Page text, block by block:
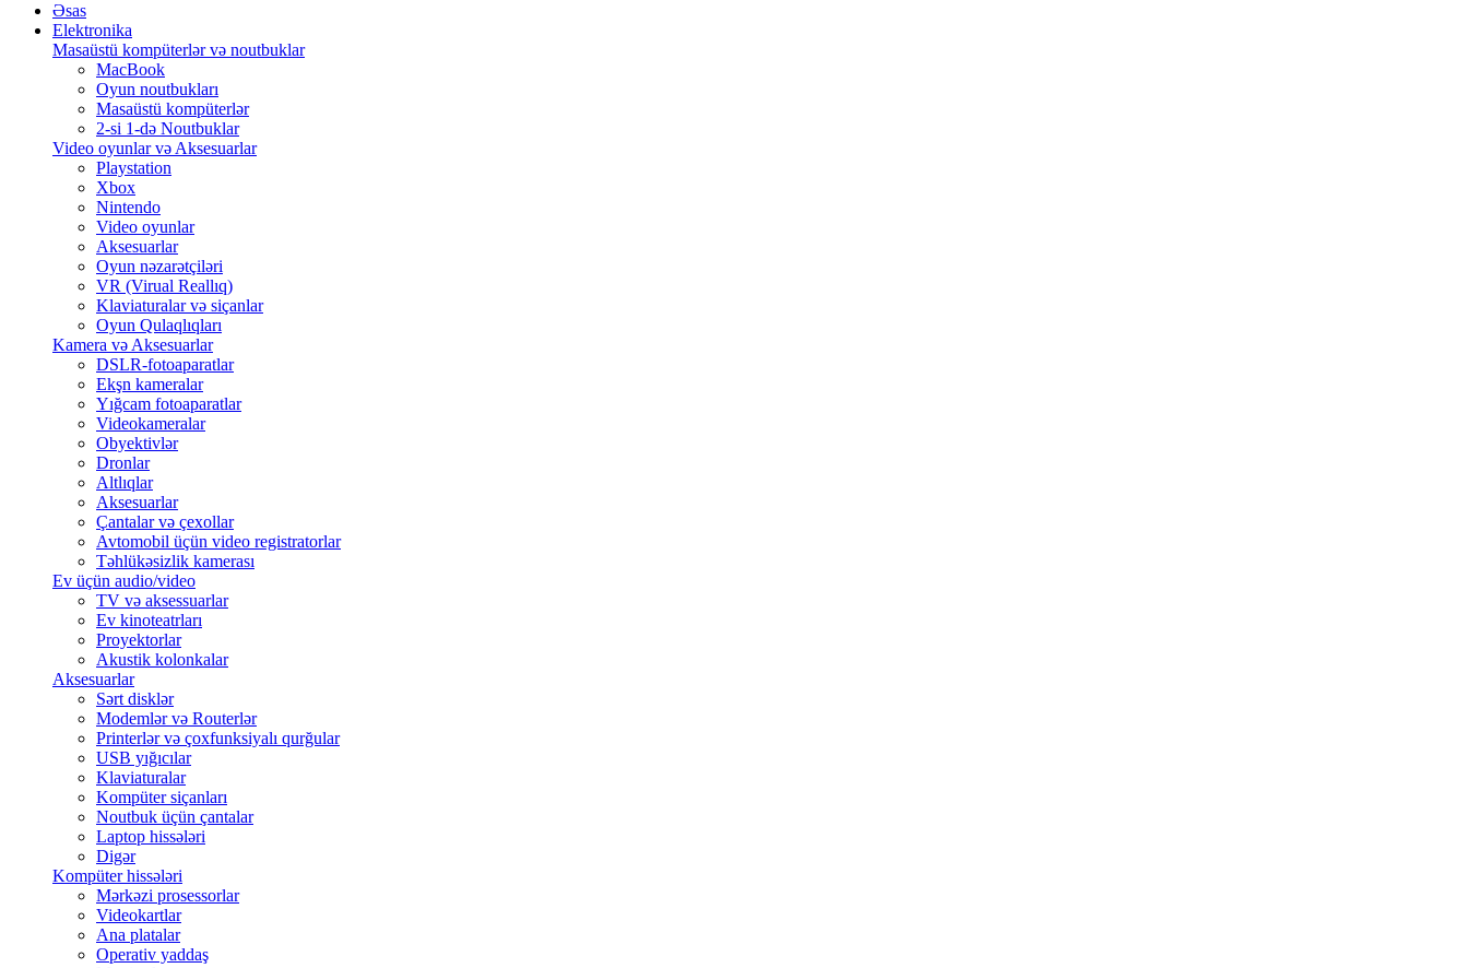
Əsas
Elektronika
Masaüstü kompüterlər və noutbuklar
MacBook
Oyun noutbukları
Masaüstü kompüterlər
2-si 1-də Noutbuklar
Video oyunlar və Aksesuarlar
Playstation
Xbox
Nintendo
Video oyunlar
Aksesuarlar
Oyun nəzarətçiləri
VR (Virual Reallıq)
Klaviaturalar və siçanlar
Oyun Qulaqlıqları
Kamera və Aksesuarlar
DSLR-fotoaparatlar
Ekşn kameralar
Yığcam fotoaparatlar
Videokameralar
Obyektivlər
Dronlar
Altlıqlar
Aksesuarlar
Çantalar və çexollar
Avtomobil üçün video registratorlar
Təhlükəsizlik kamerası
Ev üçün audio/video
TV və aksessuarlar
Ev kinoteatrları
Proyektorlar
Akustik kolonkalar
Aksesuarlar
Sərt disklər
Modemlər və Routerlər
Printerlər və çoxfunksiyalı qurğular
USB yığıcılar
Klaviaturalar
Kompüter siçanları
Noutbuk üçün çantalar
Laptop hissələri
Digər
Kompüter hissələri
Mərkəzi prosessorlar
Videokartlar
Ana platalar
Operativ yaddaş